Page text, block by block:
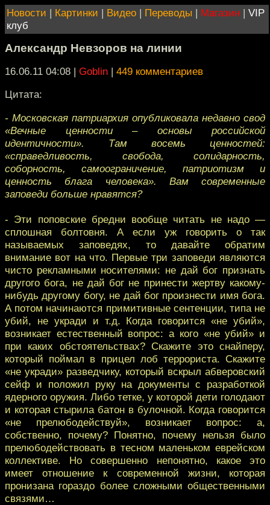
Новости | Картинки | Видео | Переводы | Магазин | VIP
клуб
Александр Невзоров на линии
16.06.11 04:08 | Goblin | 449 комментариев
Цитата:
- Московская патриархия опубликовала недавно свод
«Вечные ценности – основы российской
идентичности». Там восемь ценностей:
«справедливость, свобода, солидарность,
соборность, самоограничение, патриотизм и
ценность блага человека». Вам современные
заповеди больше нравятся?
- Эти поповские бредни вообще читать не надо —
сплошная болтовня. А если уж говорить о так
называемых заповедях, то давайте обратим
внимание вот на что. Первые три заповеди являются
чисто рекламными носителями: не дай бог признать
другого бога, не дай бог не принести жертву какому-
нибудь другому богу, не дай бог произнести имя бога.
А потом начинаются примитивные сентенции, типа не
убий, не укради и т.д. Когда говорится «не убий»,
возникает естественный вопрос: а кого «не убий» и
при каких обстоятельствах? Скажите это снайперу,
который поймал в прицел лоб террориста. Скажите
«не укради» разведчику, который вскрыл абверовский
сейф и положил руку на документы с разработкой
ядерного оружия. Либо тетке, у которой дети голодают
и которая стырила батон в булочной. Когда говорится
«не прелюбодействуй», возникает вопрос: а,
собственно, почему? Понятно, почему нельзя было
прелюбодействовать в тесном маленьком еврейском
коллективе. Но совершенно непонятно, какое это
имеет отношение к современной жизни, которая
пронизана гораздо более сложными общественными
связями…